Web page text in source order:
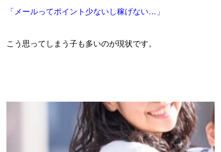
「メールってポイント少ないし稼げない…」
こう思ってしまう子も多いのが現状です。